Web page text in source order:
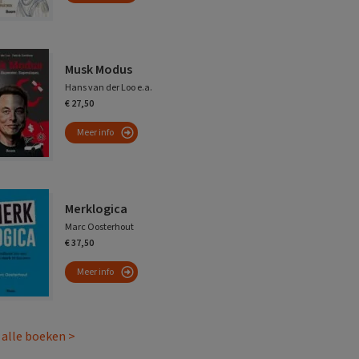
Musk Modus
Hans van der Loo e.a.
€ 27,50
Meer info
Merklogica
Marc Oosterhout
€ 37,50
Meer info
boeken >